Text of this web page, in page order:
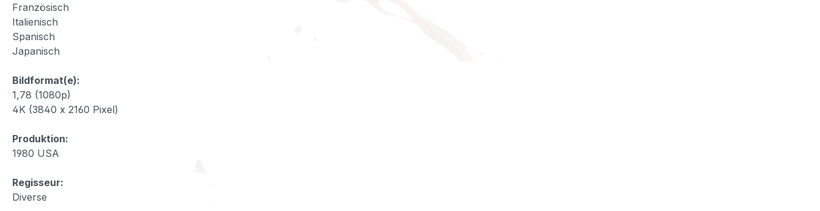
Französisch
Italienisch
Spanisch
Japanisch
Bildformat(e):
1,78 (1080p)
4K (3840 x 2160 Pixel)
Produktion:
1980 USA
Regisseur:
Diverse